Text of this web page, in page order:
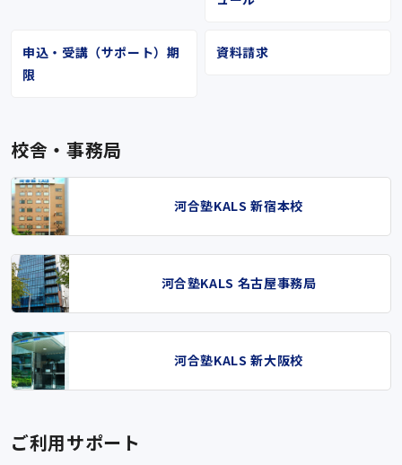
申込・受講（サポート）期
限
資料請求
校舎・事務局
河合塾KALS 新宿本校
河合塾KALS 名古屋事務局
河合塾KALS 新大阪校
ご利用サポート